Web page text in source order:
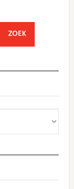
ZOEKSEARCH